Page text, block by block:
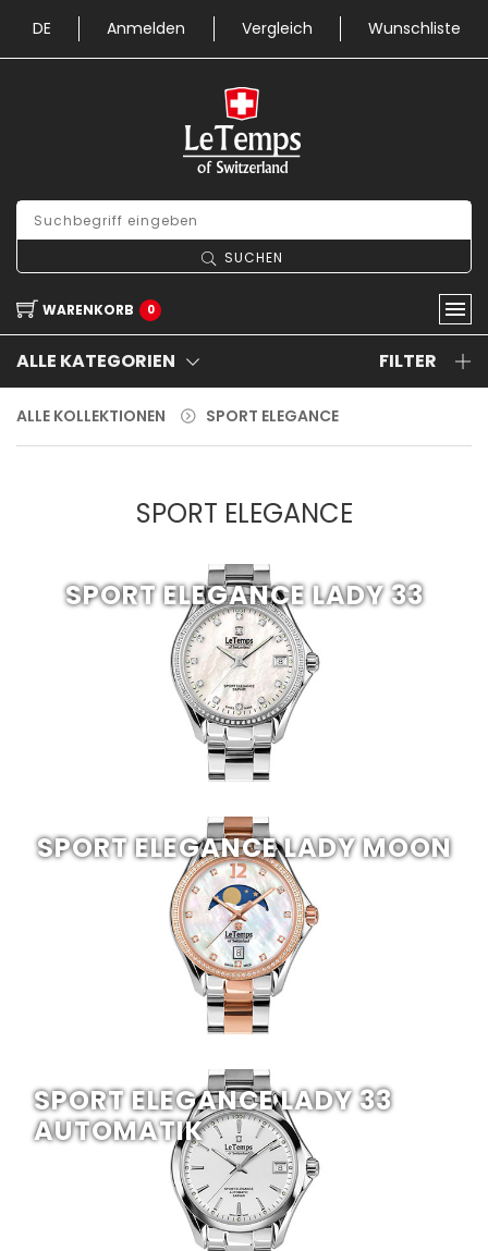
DE Anmelden Vergleich Wunschliste
SUCHEN
WARENKORB 0
ALLE KATEGORIEN FILTER
ALLE KOLLEKTIONEN SPORT ELEGANCE
SPORT ELEGANCE
SPORT ELEGANCE LADY 33
SPORT ELEGANCE LADY MOON
SPORT ELEGANCE LADY 33
AUTOMATIK